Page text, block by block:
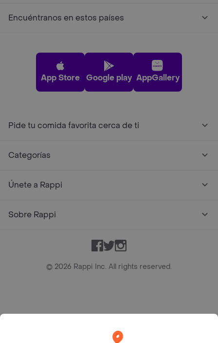
Encuéntranos en estos países
App Store Google play AppGallery
Pide tu comida favorita cerca de ti
Categorías
Únete a Rappi
Sobre Rappi
Facebook
TwitterInstagram
© 2026 Rappi Inc. All rights reserved.
Bogotá D.C. --- notificacionesrappi@rappi.com